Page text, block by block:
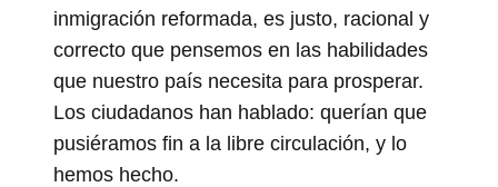
inmigración reformada, es justo, racional y
correcto que pensemos en las habilidades
que nuestro país necesita para prosperar.
Los ciudadanos han hablado: querían que
pusiéramos fin a la libre circulación, y lo
hemos hecho.